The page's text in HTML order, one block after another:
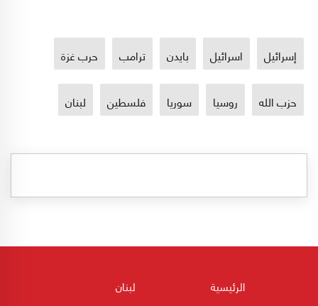
إسرائيل اسرائيل بايدن ترامب حرب غزة
حزب الله روسيا سوريا فلسطين لبنان
الرئيسية
لبنان